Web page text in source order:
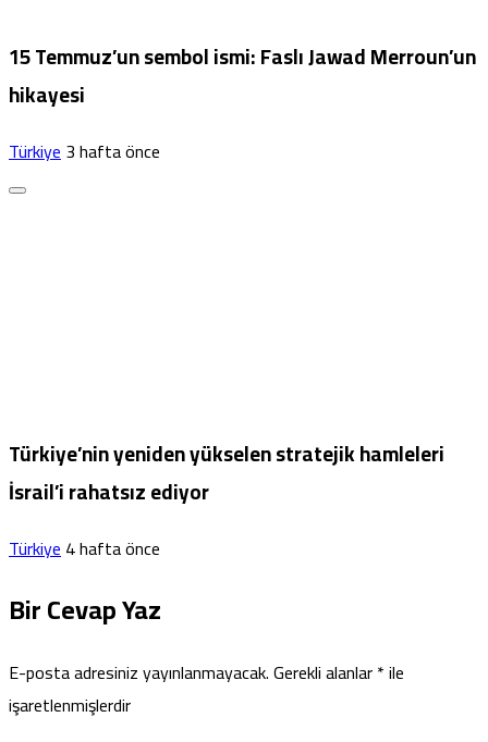
15 Temmuz’un sembol ismi: Faslı Jawad Merroun’un
hikayesi
Türkiye3 hafta önce
Türkiye’nin yeniden yükselen stratejik hamleleri
İsrail’i rahatsız ediyor
Türkiye4 hafta önce
Bir Cevap Yaz
E-posta adresiniz yayınlanmayacak.Gerekli alanlar*ile
işaretlenmişlerdir